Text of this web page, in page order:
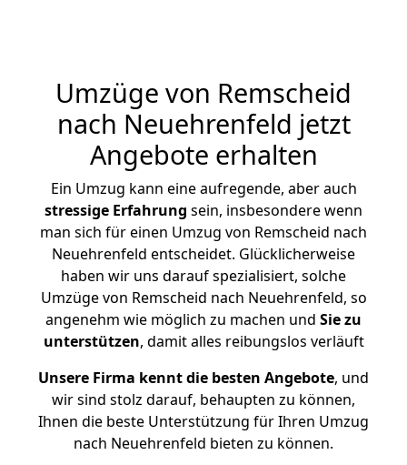
Umzüge von Remscheid
nach Neuehrenfeld jetzt
Angebote erhalten
Ein Umzug kann eine aufregende, aber auch
stressige Erfahrung sein, insbesondere wenn
man sich für einen Umzug von Remscheid nach
Neuehrenfeld entscheidet. Glücklicherweise
haben wir uns darauf spezialisiert, solche
Umzüge von Remscheid nach Neuehrenfeld, so
angenehm wie möglich zu machen und Sie zu
unterstützen, damit alles reibungslos verläuft
Unsere Firma kennt die besten Angebote, und
wir sind stolz darauf, behaupten zu können,
Ihnen die beste Unterstützung für Ihren Umzug
nach Neuehrenfeld bieten zu können.